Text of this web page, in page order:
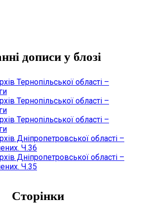
дописи у блозі
Тернопільської області –
Тернопільської області –
Тернопільської області –
Дніпропетровської області –
Ч.36
Дніпропетровської області –
Ч.35
Сторінки